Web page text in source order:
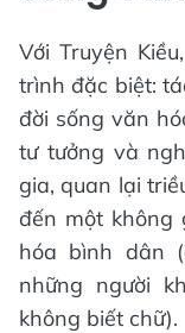
Với Truyện
trình đặc biệt:
đời sống văn
tư tưởng và
gia, quan lại
đến một không
hóa bình dân
những người
không biết chữ).